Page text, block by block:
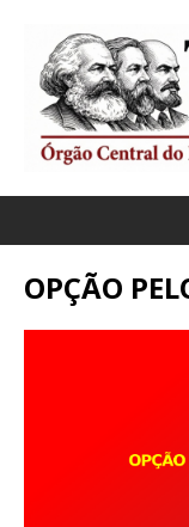
OPÇÃO